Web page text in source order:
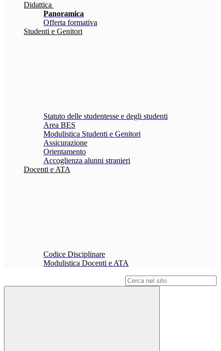
Didattica
Panoramica
Offerta formativa
Studenti e Genitori
Statuto delle studentesse e degli studenti
Area BES
Modulistica Studenti e Genitori
Assicurazione
Orientamento
Accoglienza alunni stranieri
Docenti e ATA
Codice Disciplinare
Modulistica Docenti e ATA